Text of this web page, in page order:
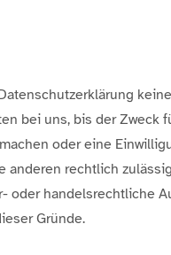
bei uns, bis der Zweck
oder eine
anderen rechtlich
oder handelsrechtliche
Gründe.